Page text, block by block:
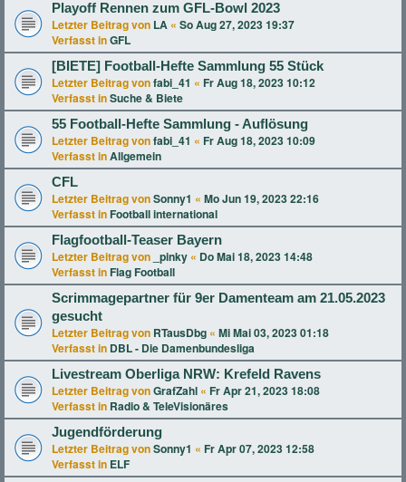
Playoff Rennen zum GFL-Bowl 2023
Letzter Beitrag von LA « So Aug 27, 2023 19:37
Verfasst inGFL
[BIETE] Football-Hefte Sammlung 55 Stück
Letzter Beitrag vonfabi_41 « Fr Aug 18, 2023 10:12
Verfasst inSuche & Biete
55 Football-Hefte Sammlung - Auflösung
Letzter Beitrag vonfabi_41 « Fr Aug 18, 2023 10:09
Verfasst inAllgemein
CFL
Letzter Beitrag vonSonny1 « Mo Jun 19, 2023 22:16
Verfasst in Football international
Flagfootball-Teaser Bayern
Letzter Beitrag von _pinky « Do Mai 18, 2023 14:48
Verfasst in Flag Football
Scrimmagepartner für 9er Damenteam am 21.05.2023
gesucht
Letzter Beitrag von RTausDbg « Mi Mai 03, 2023 01:18
Verfasst in DBL - Die Damenbundesliga
Livestream Oberliga NRW: Krefeld Ravens
Letzter Beitrag vonGrafZahl « Fr Apr 21, 2023 18:08
Verfasst in Radio & TeleVisionäres
Jugendförderung
Letzter Beitrag vonSonny1 « Fr Apr 07, 2023 12:58
Verfasst in ELF